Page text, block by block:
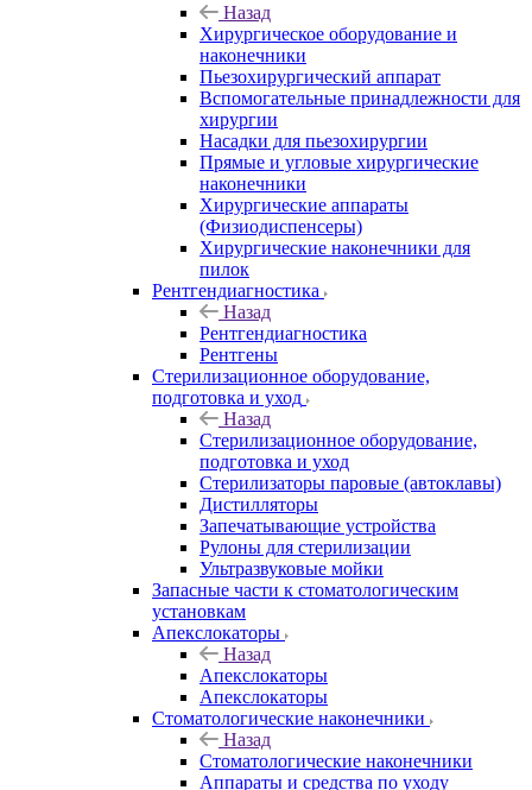
Назад
Хирургическое оборудование и
наконечники
Пьезохирургический аппарат
Вспомогательные принадлежности для
хирургии
Насадки для пьезохирургии
Прямые и угловые хирургические
наконечники
Хирургические аппараты
(Физиодиспенсеры)
Хирургические наконечники для
пилок
Рентгендиагностика
Назад
Рентгендиагностика
Рентгены
Стерилизационное оборудование,
подготовка и уход
Назад
Стерилизационное оборудование,
подготовка и уход
Стерилизаторы паровые (автоклавы)
Дистилляторы
Запечатывающие устройства
Рулоны для стерилизации
Ультразвуковые мойки
Запасные части к стоматологическим
установкам
Апекслокаторы
Назад
Апекслокаторы
Апекслокаторы
Стоматологические наконечники
Назад
Стоматологические наконечники
Аппараты и средства по уходу